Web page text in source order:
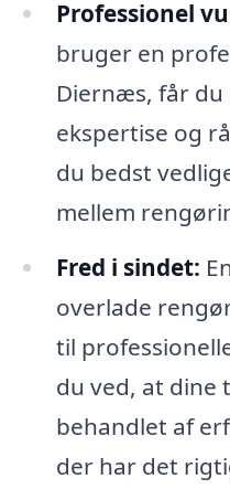
Professionel
bruger en
Diernæs, får du
ekspertise og
du bedst
mellem
Fred i sindet:
overlade
til
du ved, at
behandlet af
der har det